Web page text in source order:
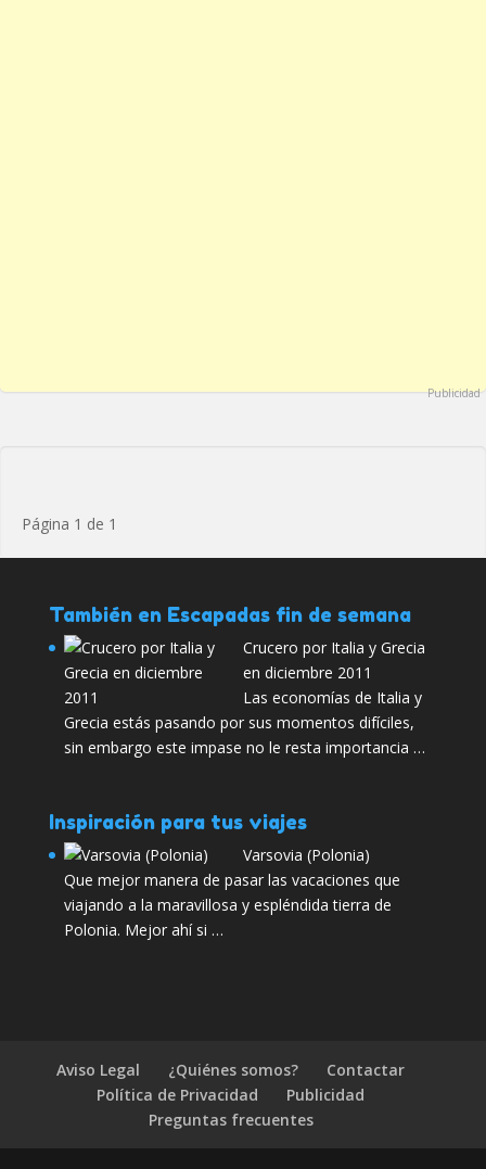
Publicidad
Página 1 de 1
También en Escapadas fin de semana
Crucero por Italia y Grecia
en diciembre 2011
Las economías de Italia y
Grecia estás pasando por sus momentos difíciles,
sin embargo este impase no le resta importancia …
Inspiración para tus viajes
Varsovia (Polonia)
Que mejor manera de pasar las vacaciones que
viajando a la maravillosa y espléndida tierra de
Polonia. Mejor ahí si …
Aviso Legal ¿Quiénes somos?
Contactar
Política de Privacidad
Publicidad
Preguntas frecuentes